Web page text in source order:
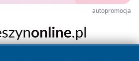
autopromocja